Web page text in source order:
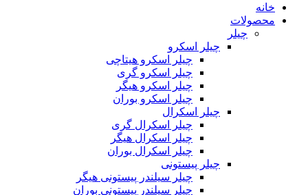
خانه
محصولات
چیلر
چیلر اسکرو
چیلر اسکرو هیتاچی
چیلر اسکرو گری
چیلر اسکرو هیگر
چیلر اسکرو بوران
چیلر اسکرال
چیلر اسکرال گری
چیلر اسکرال هیگر
چیلر اسکرال بوران
چیلر پیستونی
چیلر سیلندر پیستونی هیگر
چیلر سیلندر پیستونی بوران